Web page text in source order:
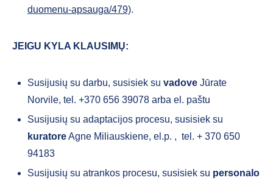
duomenu-apsauga/479).
JEIGU KYLA KLAUSIMŲ:
Susijusių su darbu, susisiek su vadove Jūrate
Norvile, tel. +370 656 39078 arba el. paštu
Susijusių su adaptacijos procesu, susisiek su
kuratoreAgne Miliauskiene, el.p. , tel. + 370 650
94183
Susijusių su atrankos procesu, susisiek su personalo